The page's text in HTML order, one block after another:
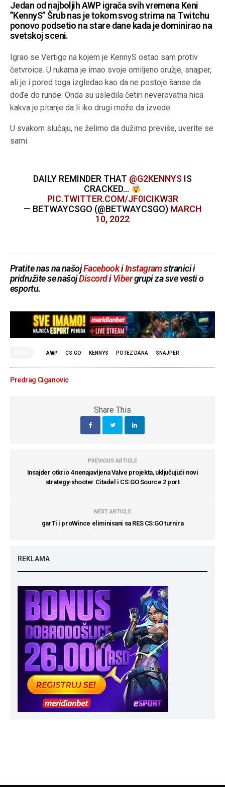
Jedan od najboljih AWP igrača svih vremena Keni
”KennyS” Šrub nas je tokom svog strima na Twitchu
ponovo podsetio na stare dane kada je dominirao na
svetskoj sceni.
Igrao se Vertigo na kojem je KennyS ostao sam protiv
četvroice. U rukama je imao svoje omiljeno oružje, snajper,
ali je i pored toga izgledao kao da ne postoje šanse da
dođe do runde. Onda su usledila četiri neverovatna hica
kakva je pitanje da li iko drugi može da izvede.
U svakom slučaju, ne želimo da dužimo previše, uverite se
sami.
DAILY REMINDER THAT @G2KENNYS IS
CRACKED…
PIC.TWITTER.COM/JF0ICIKW3R
— BETWAYCSGO (@BETWAYCSGO) MARCH
10, 2022
Pratite nas na našojFacebookiInstagramstranici i
pridružite se našojDiscordiVibergrupi za sve vesti o
esportu.
AWP CS:GO KENNYS POTEZ DANA SNAJPER
Predrag Ciganovic
Share This
PREVIOUS ARTICLE
Insajder otkrio 4 nenajavljena Valve projekta, uključujući novi
strategy-shooter Citadel i CS:GO Source 2 port
NEXT ARTICLE
garTi i proWince eliminisani sa RES CS:GO turnira
REKLAMA